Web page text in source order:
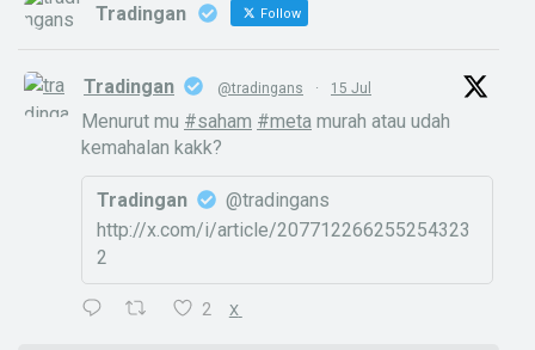
Tradingan Follow
Tradingan @tradingans · 15 Jul
Menurut mu #saham #meta murah atau udah
kemahalan kakk?
Tradingan
@tradingans
http://x.com/i/article/207712266255254323
2
2 X